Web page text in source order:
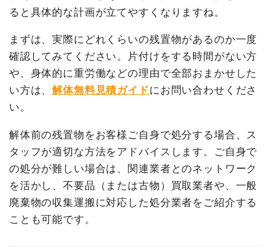
ると具体的な計画が立てやすくなりますね。
まずは、実際にどれくらいの残置物があるのか一度
確認してみてください。片付けをする時間がない方
や、身体的に重労働などの理由で全部おまかせした
い方は、解体無料見積ガイドにお問い合わせくださ
い。
解体前の残置物をお客様ご自身で処分する場合、ス
タッフが適切な方法をアドバイスします。ご自身で
の処分が難しい場合は、関連業者とのネットワーク
を活かし、不要品（または古物）買取業者や、一般
廃棄物の収集運搬に対応した処分業者をご紹介する
ことも可能です。